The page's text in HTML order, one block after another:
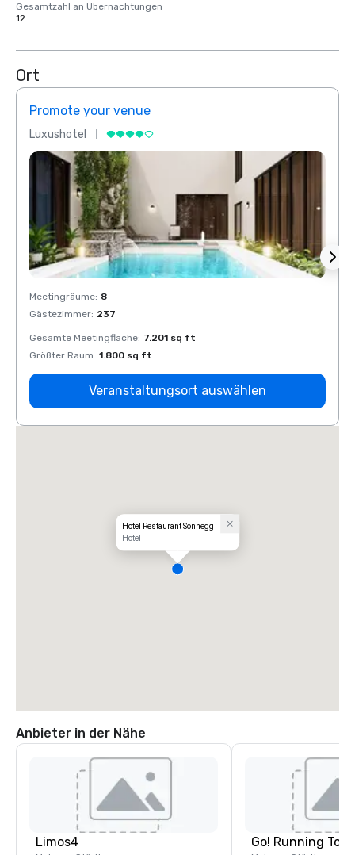
Gesamtzahl an Übernachtungen
12
Ort
Promote your venue
Luxushotel
Meetingräume: 8
Gästezimmer: 237
Gesamte Meetingfläche: 7.201 sq ft
Größter Raum: 1.800 sq ft
Veranstaltungsort auswählen
Hotel Restaurant Sonnegg
Hotel
Anbieter in der Nähe
Limos4 Go! Running